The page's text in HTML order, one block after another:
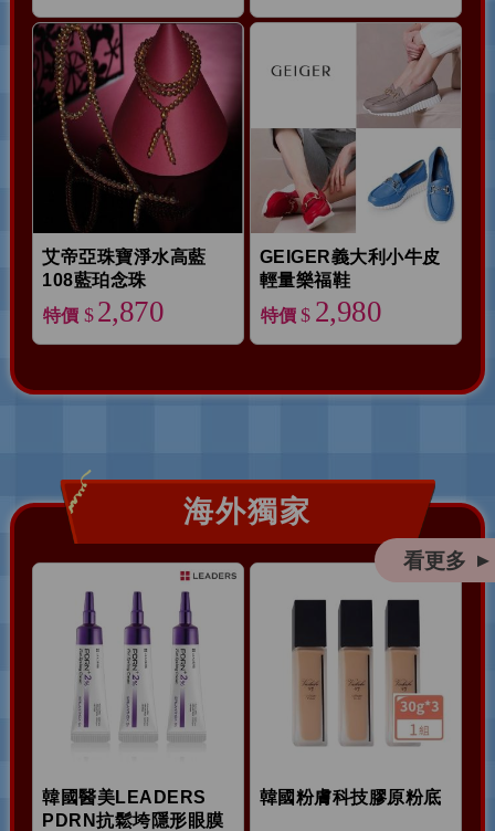
艾帝亞珠寶淨水高藍
108藍珀念珠
特價 $ 2,870
GEIGER義大利小牛皮
輕量樂福鞋
特價 $ 2,980
看更多 ▲
海外獨家
韓國醫美LEADERS
PDRN抗鬆垮隱形眼膜
韓國粉膚科技膠原粉底